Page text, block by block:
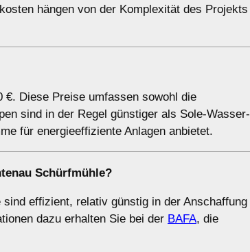
hängen von der Komplexität des Projekts
€. Diese Preise umfassen sowohl die
sind in der Regel günstiger als Sole-Wasser-
für energieeffiziente Anlagen anbietet.
Schürfmühle?
effizient, relativ günstig in der Anschaffung
dazu erhalten Sie bei der BAFA, die